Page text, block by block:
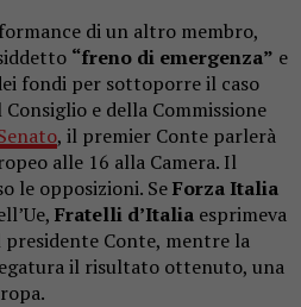
di un altro membro,
“freno di emergenza” e
fondi per sottoporre il caso
e della Commissione
, il premier Conte parlerà
alle 16 alla Camera. Il
le opposizioni. SeForza Italia
Fratelli d’Italia esprimeva
Conte, mentre la
il risultato ottenuto, una